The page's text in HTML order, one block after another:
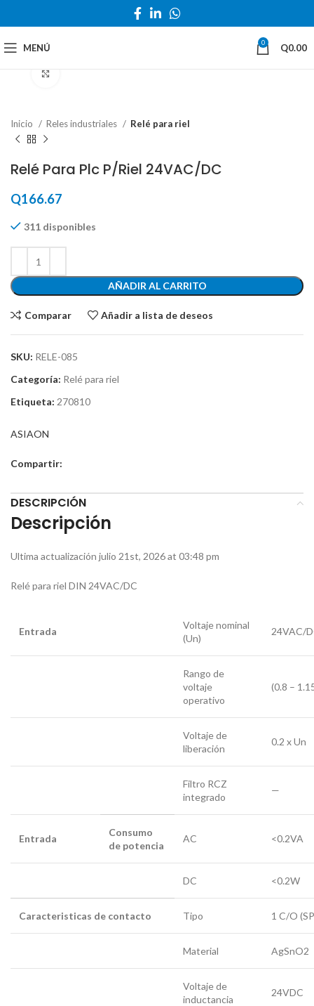
MENÚ 0 Q0.00
Inicio Reles industriales Relé para riel
Relé Para Plc P/Riel 24VAC/DC
Q166.67
311 disponibles
AÑADIR AL CARRITO
Comparar Añadir a lista de deseos
SKU: RELE-085
Categoría: Relé para riel
Etiqueta: 270810
ASIAON
Compartir:
DESCRIPCIÓN
Descripción
Ultima actualización julio 21st, 2026 at 03:48 pm
Relé para riel DIN 24VAC/DC
Entrada
Voltaje nominal
(Un)
24VAC/
Rango de
voltaje
operativo
(0.8 –
Voltaje de
liberación
0.2 x Un
Filtro RCZ
integrado
—
Entrada
Consumo
de potencia
AC <0.2VA
DC <0.2W
Caracteristicas de contacto Tipo 1 C/O
Material AgSnO2
Voltaje de
inductancia
24VDC